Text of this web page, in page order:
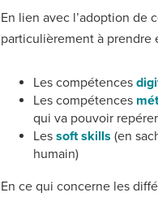
En lien avec l’adoption de
particulièrement à prendre
Les compétences
Les compétences
qui va pouvoir
Lessoft skills (en
humain)
En ce qui concerne les